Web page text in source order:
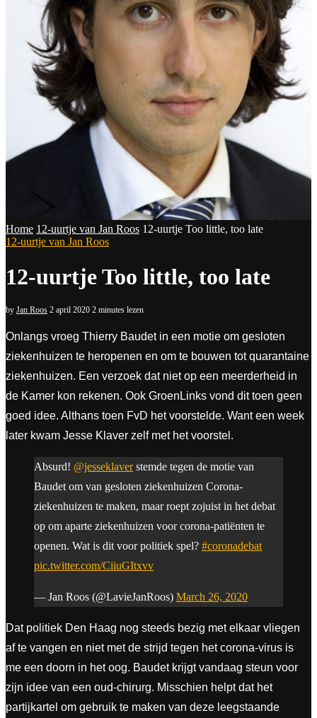
Home 12-uurtje van Jan Roos 12-uurtje Too little, too late
12-uurtje van Jan Roos
12-uurtje Too little, too late
by Jan Roos 2 april 2020 2 minutes lezen
Onlangs vroeg Thierry Baudet in een motie om gesloten
ziekenhuizen te heropenen en om te bouwen tot quarantaine
ziekenhuizen. Een verzoek dat niet op een meerderheid in
de Kamer kon rekenen. Ook GroenLinks vond dit toen geen
goed idee. Althans toen FvD het voorstelde. Want een week
later kwam Jesse Klaver zelf met het voorstel.
Absurd! @jesseklaverstemde tegen de motie van
Baudet om van gesloten ziekenhuizen Corona-
ziekenhuizen te maken, maar roept zojuist in het debat
op om aparte ziekenhuizen voor corona-patiënten te
openen. Wat is dit voor politiek spel? #coronadebat
pic.twitter.com/CiiuGItxvv
— Jan Roos (@LavieJanRoos) March 26, 2020
Dat politiek Den Haag nog steeds bezig met elkaar vliegen
af te vangen en niet met de strijd tegen het corona-virus is
me een doorn in het oog. Baudet krijgt vandaag steun voor
zijn idee van een oud-chirurg. Misschien helpt dat het
partijkartel om gebruik te maken van deze leegstaande